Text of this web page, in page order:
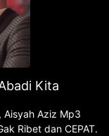
Kita
Aisyah Aziz Mp3
Ribet dan CEPAT.